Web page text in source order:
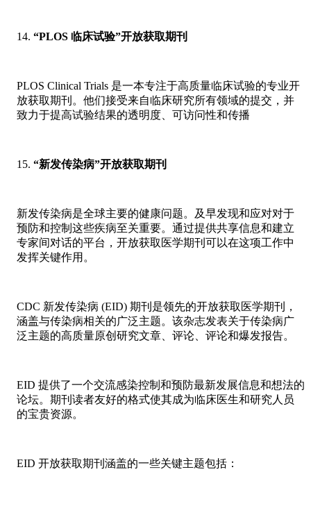
“PLOS 临床试验”开放获取期刊
PLOS Clinical Trials 是一本专注于高质量临床试验的专业开
放获取期刊。他们接受来自临床研究所有领域的提交，并
致力于提高试验结果的透明度、可访问性和传播
“新发传染病”开放获取期刊
新发传染病是全球主要的健康问题。及早发现和应对对于
预防和控制这些疾病至关重要。通过提供共享信息和建立
专家间对话的平台，开放获取医学期刊可以在这项工作中
发挥关键作用。
CDC 新发传染病 (EID) 期刊是领先的开放获取医学期刊，
涵盖与传染病相关的广泛主题。该杂志发表关于传染病广
泛主题的高质量原创研究文章、评论、评论和爆发报告。
EID 提供了一个交流感染控制和预防最新发展信息和想法的
论坛。期刊读者友好的格式使其成为临床医生和研究人员
的宝贵资源。
EID 开放获取期刊涵盖的一些关键主题包括：